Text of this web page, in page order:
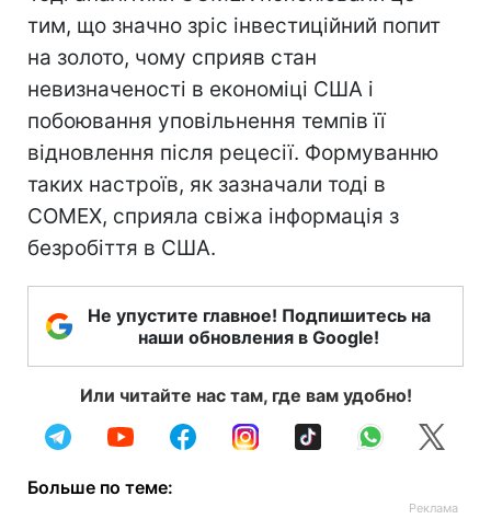
тим, що значно зріс інвестиційний попит
на золото, чому сприяв стан
невизначеності в економіці США і
побоювання уповільнення темпів її
відновлення після рецесії. Формуванню
таких настроїв, як зазначали тоді в
COMEX, сприяла свіжа інформація з
безробіття в США.
Не упустите главное! Подпишитесь на
наши обновления в Google!
Или читайте нас там, где вам удобно!
Больше по теме: